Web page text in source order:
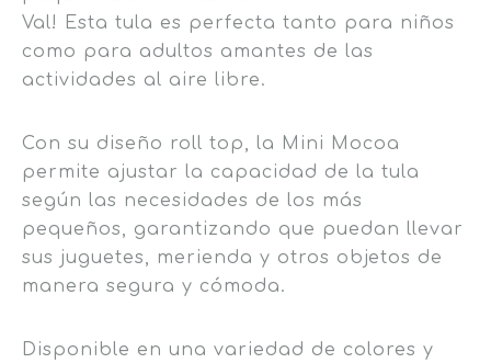
Val! Esta tula es perfecta tanto para niños
como para adultos amantes de las
actividades al aire libre.
Con su diseño roll top, la Mini Mocoa
permite ajustar la capacidad de la tula
según las necesidades de los más
pequeños, garantizando que puedan llevar
sus juguetes, merienda y otros objetos de
manera segura y cómoda.
Disponible en una variedad de colores y